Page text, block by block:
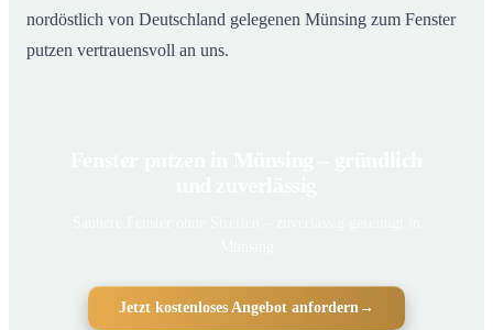
nordöstlich von Deutschland gelegenen Münsing zum Fenster
putzen vertrauensvoll an uns.
Jetzt kostenloses Angebot anfordern →